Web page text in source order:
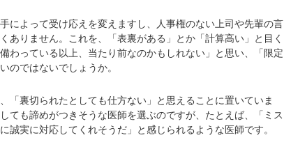
によって受け応えを変えますし、人事権のない上司や先輩の言
ありません。これを、「表裏がある」とか「計算高い」と目く
わっている以上、当たり前なのかもしれない」と思い、「限定
のではないでしょうか。
「裏切られたとしても仕方ない」と思えることに置いていま
ても諦めがつきそうな医師を選ぶのですが、たとえば、「ミス
誠実に対応してくれそうだ」と感じられるような医師です。